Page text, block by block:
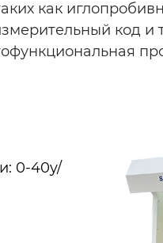
как
код и
0-40y/